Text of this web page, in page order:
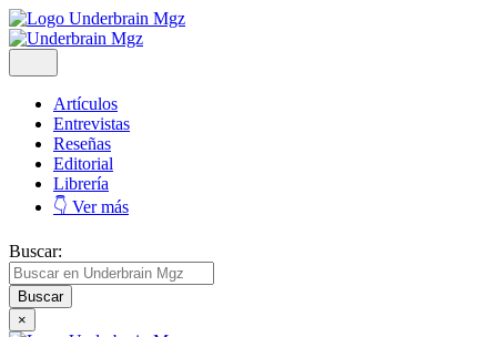
Artículos
Entrevistas
Reseñas
Editorial
Librería
👇 Ver más
Buscar:
×